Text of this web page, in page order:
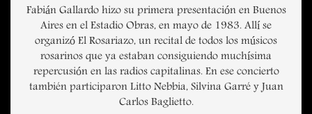
Fabián Gallardo hizo su primera presentación en Buenos
Aires en el Estadio Obras, en mayo de 1983. Allí se
organizó El Rosariazo, un recital de todos los músicos
rosarinos que ya estaban consiguiendo muchísima
repercusión en las radios capitalinas. En ese concierto
también participaron Litto Nebbia, Silvina Garré y Juan
Carlos Baglietto.